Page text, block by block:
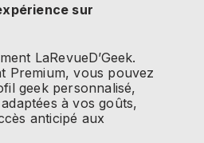
sur
LaRevueD’Geek.
Premium, vous pouvez
geek personnalisé,
à vos goûts,
anticipé aux